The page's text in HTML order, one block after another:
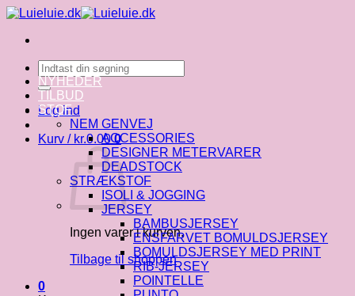
Fortsæt
indhold
Søg
efter:
Log ind
Kurv / kr.0.00 0
Ingen varer i kurven.
Tilbage til shoppen
0
NYHEDER
TILBUD
STOF
NEM GENVEJ
ACCESSORIES
DESIGNER METERVARER
DEADSTOCK
STRÆKSTOF
ISOLI & JOGGING
JERSEY
BAMBUSJERSEY
ENSFARVET BOMULDSJERSEY
BOMULDSJERSEY MED PRINT
RIB-JERSEY
POINTELLE